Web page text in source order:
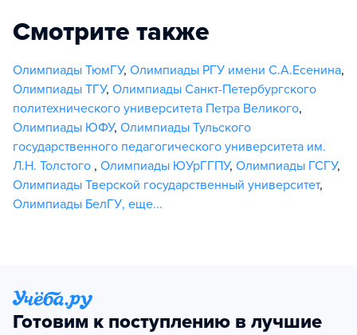
Смотрите также
Олимпиады ТюмГУ, Олимпиады РГУ имени С.А.Есенина,
Олимпиады ТГУ, Олимпиады Санкт-Петербургского
политехнического университета Петра Великого,
Олимпиады ЮФУ, Олимпиады Тульского
государственного педагогического университета им.
Л.Н. Толстого , Олимпиады ЮУрГГПУ, Олимпиады ГСГУ,
Олимпиады Тверской государственный университет,
Олимпиады БелГУ, еще...
Готовим к поступлению в лучшие